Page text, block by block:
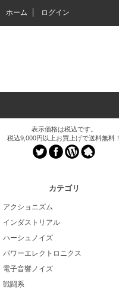
ホーム ログイン
表示価格は税込です。
税込9,000円以上お買上げで送料無料！
カテゴリ
アクショニズム
インダストリアル
ハーシュノイズ
パワーエレクトロニクス
電子音響ノイズ
戦闘系